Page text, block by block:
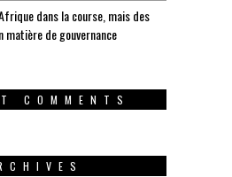
dans la course, mais des
matière de gouvernance
COMMENTS